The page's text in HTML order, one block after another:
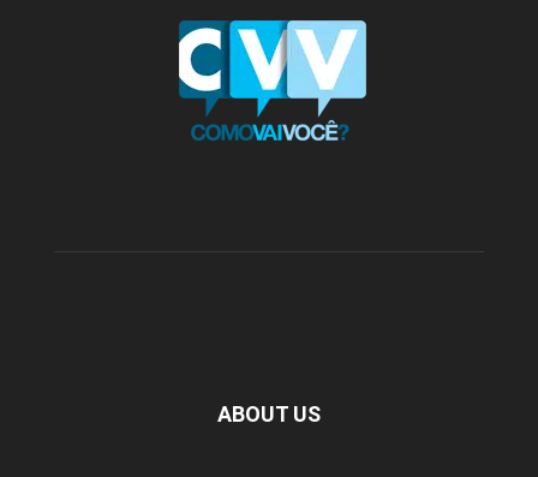
ABOUT US